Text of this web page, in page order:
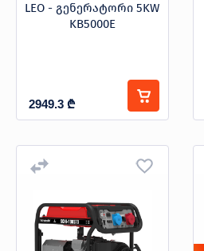
LEO - გენერატორი 5KW
KB5000E
2949.3 ₾